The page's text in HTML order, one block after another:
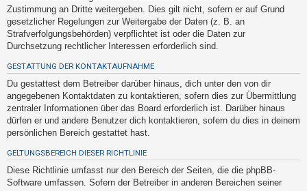
S
u
c
e
F
A
Q
Zustimmung an Dritte weitergeben. Dies gilt nicht, sofern er auf Grund
gesetzlicher Regelungen zur Weitergabe der Daten (z. B. an
Strafverfolgungsbehörden) verpflichtet ist oder die Daten zur
Durchsetzung rechtlicher Interessen erforderlich sind.
GESTATTUNG DER KONTAKTAUFNAHME
Du gestattest dem Betreiber darüber hinaus, dich unter den von dir
angegebenen Kontaktdaten zu kontaktieren, sofern dies zur Übermittlung
zentraler Informationen über das Board erforderlich ist. Darüber hinaus
dürfen er und andere Benutzer dich kontaktieren, sofern du dies in deinem
persönlichen Bereich gestattet hast.
GELTUNGSBEREICH DIESER RICHTLINIE
Diese Richtlinie umfasst nur den Bereich der Seiten, die die phpBB-
Software umfassen. Sofern der Betreiber in anderen Bereichen seiner